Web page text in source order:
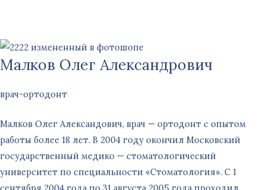
Малков Олег Александрович
врач-ортодонт
Малков Олег Александович, врач — ортодонт с опытом
работы более 18 лет. В 2004 году окончил Московский
государственный медико — стоматологический
университет по специальности «Стоматология». С 1